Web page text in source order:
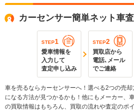
カーセンサー簡単ネット車
STEP1
愛車情報を
入力して
査定申し込み
STEP2
買取店から
電話､メール
でご連絡
車を売るならカーセンサーへ！選べる2つの売
になる方法が見つかるかも！他にもメーカー、
の買取情報はもちろん、買取の流れや査定のポ